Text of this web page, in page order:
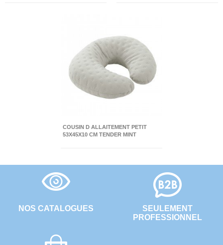
COUSIN D ALLAITEMENT PETIT
53X45X10 CM TENDER MINT
NOS CATALOGUES
SEULEMENT
PROFESSIONNEL